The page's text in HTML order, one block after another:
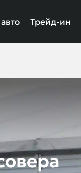
Трейд-ин